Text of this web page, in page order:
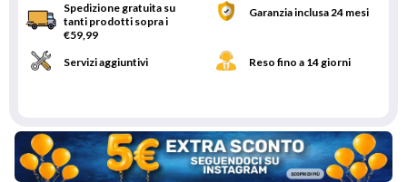
Spedizione gratuita su
tanti prodotti sopra i
€59,99
Garanzia inclusa 24 mesi
Servizi aggiuntivi Reso fino a 14 giorni